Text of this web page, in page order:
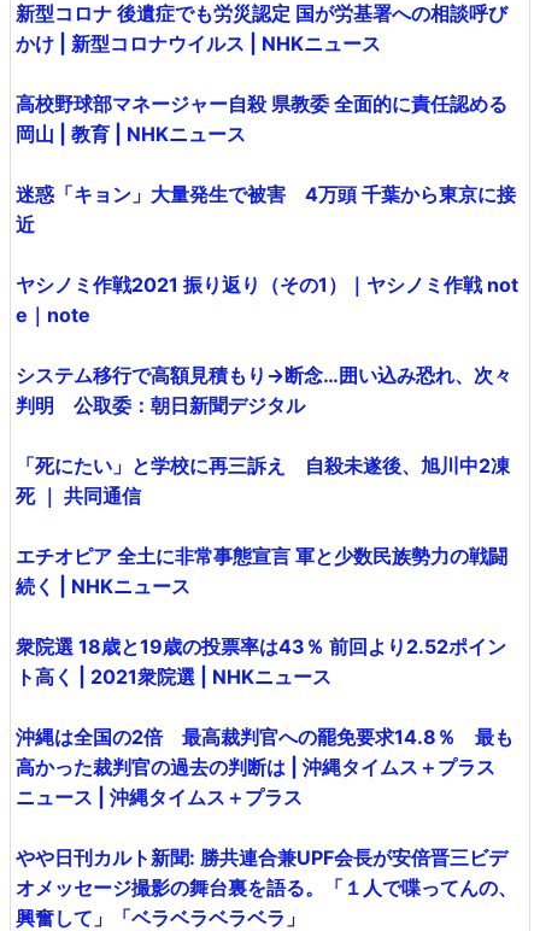
新型コロナ 後遺症でも労災認定 国が労基署への相談呼び
かけ | 新型コロナウイルス | NHKニュース
高校野球部マネージャー自殺 県教委 全面的に責任認める
岡山 | 教育 | NHKニュース
迷惑「キョン」大量発生で被害 4万頭 千葉から東京に接
近
ヤシノミ作戦2021 振り返り（その1）｜ヤシノミ作戦 not
e｜note
システム移行で高額見積もり→断念…囲い込み恐れ、次々
判明 公取委：朝日新聞デジタル
「死にたい」と学校に再三訴え 自殺未遂後、旭川中2凍
死 ｜ 共同通信
エチオピア 全土に非常事態宣言 軍と少数民族勢力の戦闘
続く | NHKニュース
衆院選 18歳と19歳の投票率は43％ 前回より2.52ポイン
ト高く | 2021衆院選 | NHKニュース
沖縄は全国の2倍 最高裁判官への罷免要求14.8％ 最も
高かった裁判官の過去の判断は | 沖縄タイムス＋プラス
ニュース | 沖縄タイムス＋プラス
やや日刊カルト新聞: 勝共連合兼UPF会長が安倍晋三ビデ
オメッセージ撮影の舞台裏を語る。「１人で喋ってんの、
興奮して」「ベラベラベラベラ」